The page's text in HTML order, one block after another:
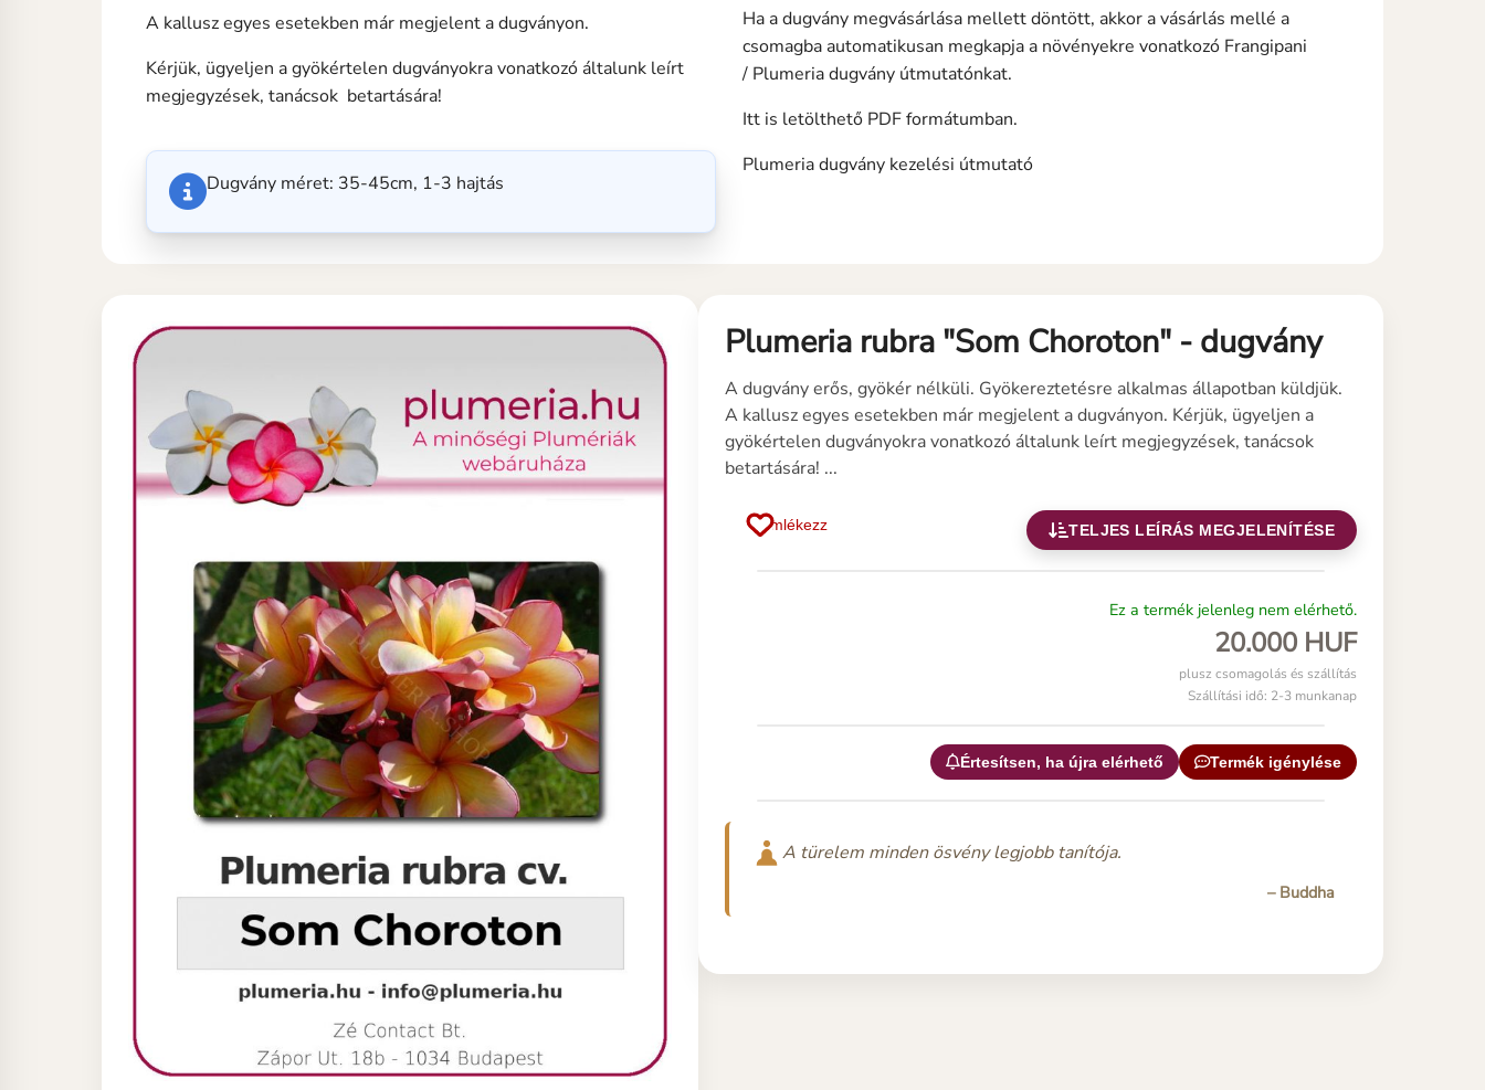
A kallusz egyes esetekben már megjelent a dugványon.
Kérjük, ügyeljen a gyökértelen dugványokra vonatkozó általunk leírt
megjegyzések, tanácsok betartására!
Dugvány méret: 35-45cm, 1-3 hajtás
Ha a dugvány megvásárlása mellett döntött, akkor a vásárlás mellé a
csomagba automatikusan megkapja a növényekre vonatkozó Frangipani
/ Plumeria dugvány útmutatónkat.
Itt is letölthető PDF formátumban.
Plumeria dugvány kezelési útmutató
Plumeria rubra "Som Choroton" - dugvány
A dugvány erős, gyökér nélküli. Gyökereztetésre alkalmas állapotban küldjük.
A kallusz egyes esetekben már megjelent a dugványon. Kérjük, ügyeljen a
gyökértelen dugványokra vonatkozó általunk leírt megjegyzések, tanácsok
betartására! ...
Emlékezz TELJES LEÍRÁS MEGJELENÍTÉSE
Ez a termék jelenleg nem elérhető.
20.000 HUF
plusz csomagolás és szállítás
Szállítási idő: 2-3 munkanap
Értesítsen, ha újra elérhető Termék igénylése
A türelem minden ösvény legjobb tanítója.
– Buddha